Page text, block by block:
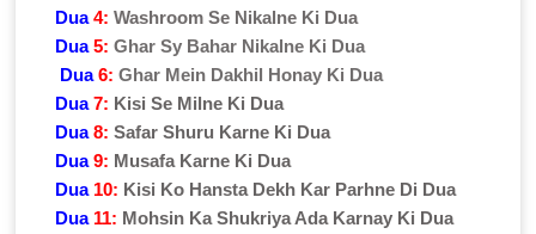
Dua 4: Washroom Se Nikalne Ki Dua
Dua 5: Ghar Sy Bahar Nikalne Ki Dua
Dua 6: Ghar Mein Dakhil Honay Ki Dua
Dua 7: Kisi Se Milne Ki Dua
Dua 8: Safar Shuru Karne Ki Dua
Dua 9: Musafa Karne Ki Dua
Dua 10: Kisi Ko Hansta Dekh Kar Parhne Di Dua
Dua 11: Mohsin Ka Shukriya Ada Karnay Ki Dua